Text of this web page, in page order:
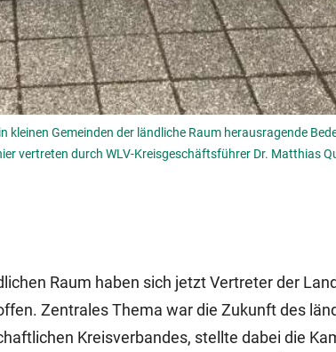
Gemeinden der ländliche Raum herausragende
vertreten durch WLV-Kreisgeschäftsführer Dr. Matthias
Raum haben sich jetzt Vertreter der
Zentrales Thema war die Zukunft des
Kreisverbandes, stellte dabei die